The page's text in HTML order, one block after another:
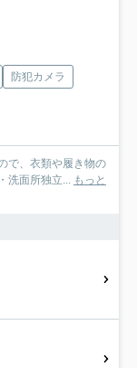
防犯カメラ
で、衣類や履き物の
洗面所独立... もっと